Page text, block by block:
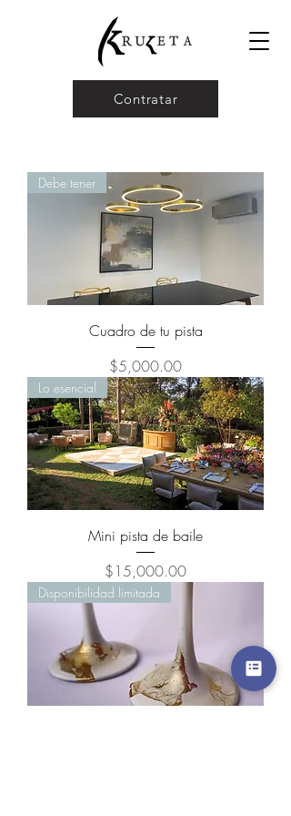
Contratar
Debe tener
Cuadro de tu pista
Precio
$5,000.00
Lo esencial
Mini pista de baile
Precio
$15,000.00
Disponibilidad limitada